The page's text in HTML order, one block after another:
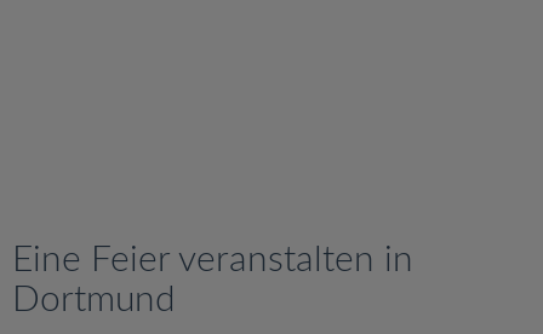
Eine Feier veranstalten in
Dortmund